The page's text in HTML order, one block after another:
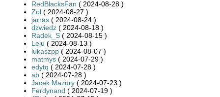
RedBlacksFan ( 2024-08-28 )
Zol ( 2024-08-27 )
jarras ( 2024-08-24 )
dzwiedz ( 2024-08-18 )
Radek_S ( 2024-08-15 )
Leju ( 2024-08-13 )
lukaszpp ( 2024-08-07 )
matmys ( 2024-07-29 )
edytq ( 2024-07-28 )
ab ( 2024-07-28 )
Jacek Mazury ( 2024-07-23 )
Ferdynand ( 2024-07-19 )